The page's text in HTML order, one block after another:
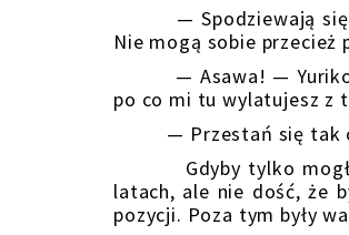
— Spodziewają się
Nie mogą sobie przecież
— Asawa! — Yuriko
po co mi tu wylatujesz z
— Przestań się tak
Gdyby tylko mogła,
latach, ale nie dość, że
pozycji. Poza tym były